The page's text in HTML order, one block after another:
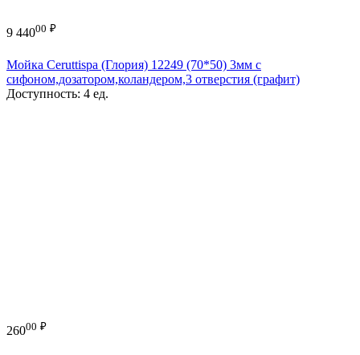
9 44000 ₽
Мойка Ceruttispa (Глория) 12249 (70*50) 3мм с
сифоном,дозатором,коландером,3 отверстия (графит)
Доступность: 4 ед.
26000 ₽